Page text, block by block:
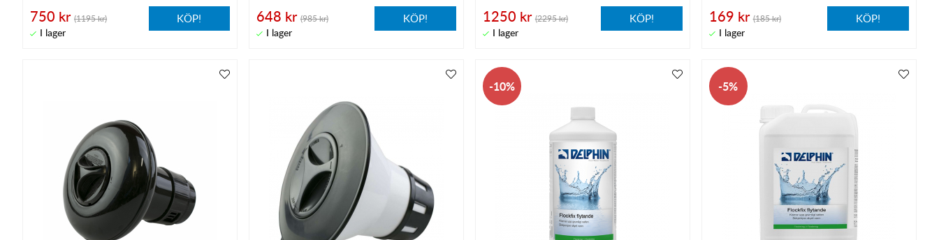
750 kr (1195 kr) KÖP! 648 kr (985 kr) KÖP! 1250 kr (2295 kr) KÖP! 169 kr (185 kr) KÖP!
10 5